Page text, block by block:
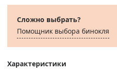
Сложно выбрать?
Помощник выбора бинокля
Характеристики